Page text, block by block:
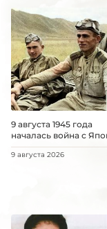
9 августа 1945 года
началась война с
9 августа 2026